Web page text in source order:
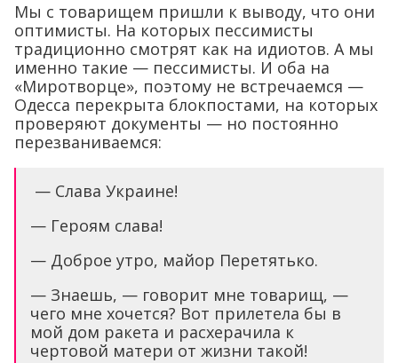
Мы с товарищем пришли к выводу, что они
оптимисты. На которых пессимисты
традиционно смотрят как на идиотов. А мы
именно такие — пессимисты. И оба на
«Миротворце», поэтому не встречаемся —
Одесса перекрыта блокпостами, на которых
проверяют документы — но постоянно
перезваниваемся:
— Слава Украине!
— Героям слава!
— Доброе утро, майор Перетятько.
— Знаешь, — говорит мне товарищ, —
чего мне хочется? Вот прилетела бы в
мой дом ракета и расхерачила к
чертовой матери от жизни такой!